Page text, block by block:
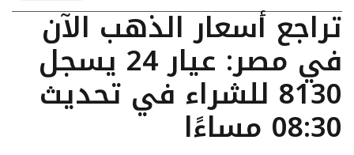
تراجع أسعار الذهب الآن
في مصر: عيار 24 يسجل
8130 للشراء في تحديث
08:30 مساءًا